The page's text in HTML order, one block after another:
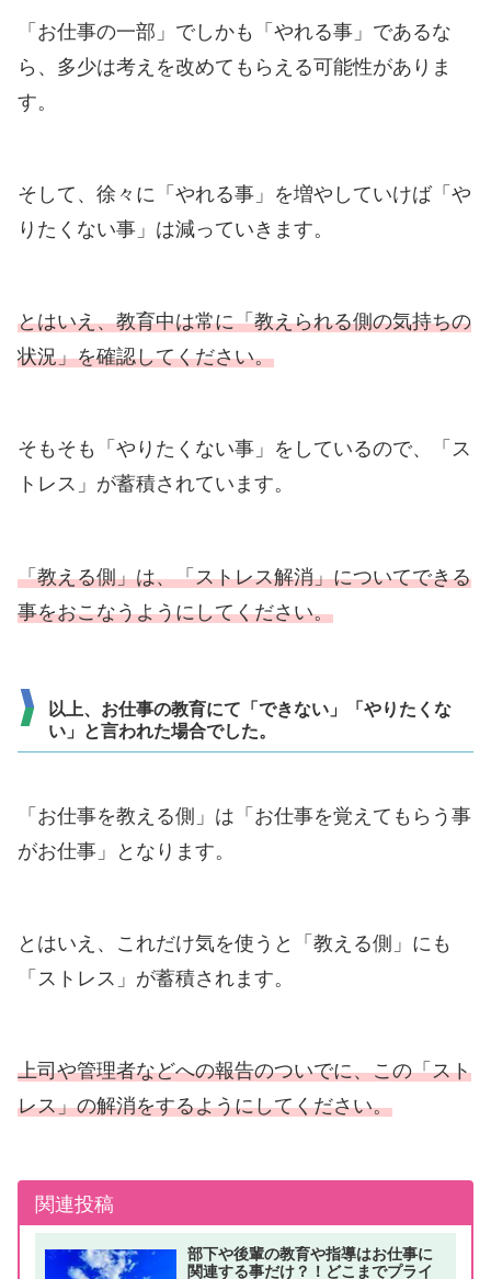
「お仕事の一部」でしかも「やれる事」であるな
ら、多少は考えを改めてもらえる可能性がありま
す。
そして、徐々に「やれる事」を増やしていけば「や
りたくない事」は減っていきます。
とはいえ、教育中は常に「教えられる側の気持ちの
状況」を確認してください。
そもそも「やりたくない事」をしているので、「ス
トレス」が蓄積されています。
「教える側」は、「ストレス解消」についてできる
事をおこなうようにしてください。
以上、お仕事の教育にて「できない」「やりたくな
い」と言われた場合でした。
「お仕事を教える側」は「お仕事を覚えてもらう事
がお仕事」となります。
とはいえ、これだけ気を使うと「教える側」にも
「ストレス」が蓄積されます。
上司や管理者などへの報告のついでに、この「スト
レス」の解消をするようにしてください。
関連投稿
部下や後輩の教育や指導はお仕事に
関連する事だけ？！どこまでプライ